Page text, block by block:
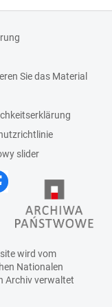
Sie das Material
slider
wird vom
Nationalen
Archivverwaltet